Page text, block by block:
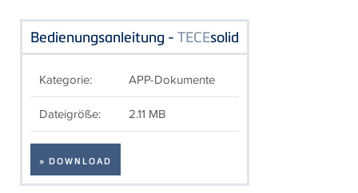
Bedienungsanleitung - TECEsolid
Kategorie: APP-Dokumente
Dateigröße: 2.11 MB
» DOWNLOAD